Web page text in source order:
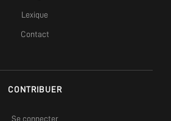
Lexique
Contact
CONTRIBUER
Se connecter